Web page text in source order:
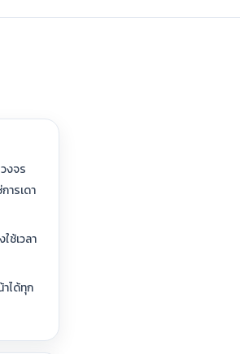
งจร
ารเดา
ช้เวลา
าได้ทุก